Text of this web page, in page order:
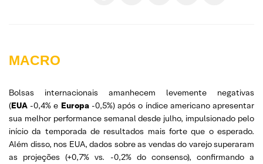
MACRO
Bolsas internacionais amanhecem levemente negativas
(EUA -0,4% e Europa -0,5%) após o índice americano apresentar
sua melhor performance semanal desde julho, impulsionado pelo
início da temporada de resultados mais forte que o esperado.
Além disso, nos EUA, dados sobre as vendas do varejo superaram
as projeções (+0,7% vs. -0,2% do consenso), confirmando a